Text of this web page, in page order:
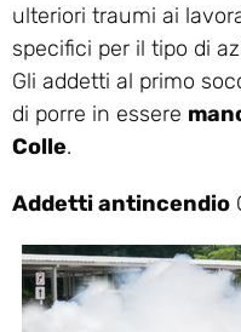
ulteriori traumi ai
specifici per il tipo di
Gli addetti al primo
di porre in essere
Colle.
Addetti antincendio